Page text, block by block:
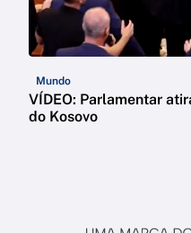
Mundo
VÍDEO: Parlamentar
do Kosovo